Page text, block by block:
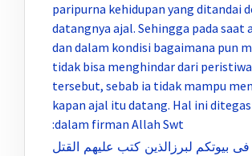
paripurna kehidupan yang ditandai
datangnya ajal. Sehingga pada saat
dan dalam kondisi bagaimana pun
tidak bisa menghindar dari
tersebut, sebab ia tidak mampu
kapan ajal itu datang. Hal ini
dalam firman Allah Swt:
بيوتكم لبرزالذين كتب عليهم القتل